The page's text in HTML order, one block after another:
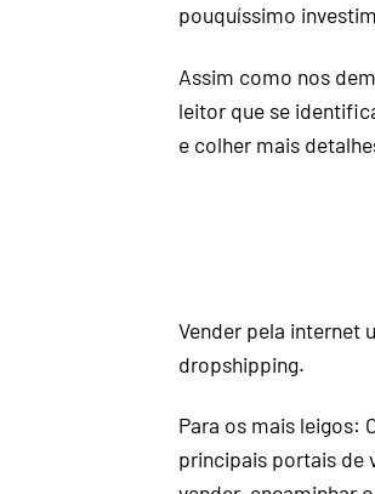
pouquíssimo
Assim como nos
leitor que se
e colher mais
Vender pela internet
dropshipping.
Para os mais leigos:
principais portais de